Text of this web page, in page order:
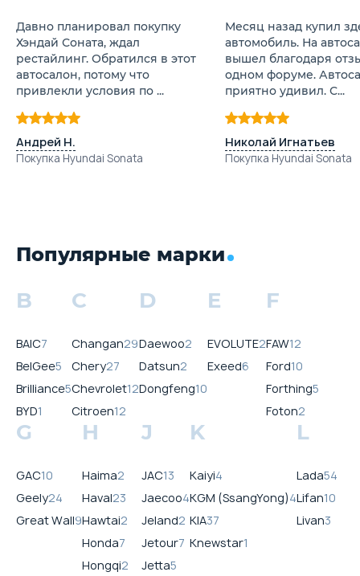
Давно планировал покупку
Хэндай Соната, ждал
рестайлинг. Обратился в этот
автосалон, потому что
привлекли условия по ...
Андрей Н.
Покупка Hyundai Sonata
Месяц назад купил
автомобиль. На
вышел благодаря
одном форуме.
приятно удивил. С...
Николай Игнатьев
Покупка Hyundai Sonata
Популярные марки
B
BAIC7
BelGee5
Brilliance5
BYD1
C
Changan29
Chery27
Chevrolet12
Citroen12
D
Daewoo2
Datsun2
Dongfeng10
E
EVOLUTE2
Exeed6
F
FAW12
Ford10
Forthing5
Foton2
G
GAC10
Geely24
Great Wall9
H
Haima2
Haval23
Hawtai2
Honda7
Hongqi2
J
JAC13
Jaecoo4
Jeland2
Jetour7
Jetta5
K
Kaiyi4
KGM (SsangYong)4
KIA37
Knewstar1
L
Lada54
Lifan10
Livan3